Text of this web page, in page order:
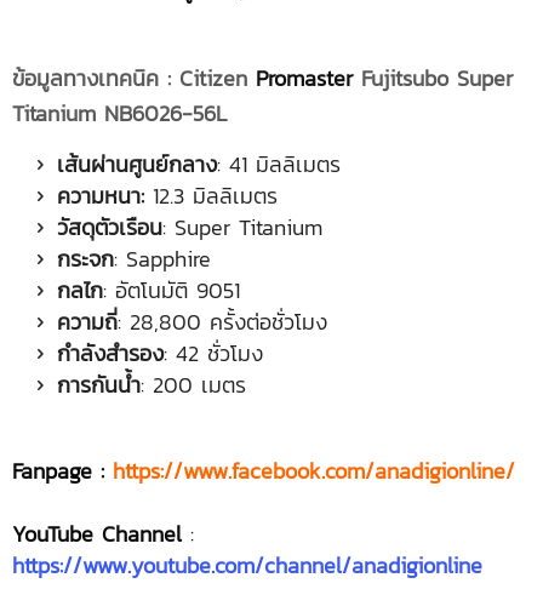
ข้อมูลทางเทคนิค : Citizen PromasterFujitsubo Super
Titanium NB6026-56L
เส้นผ่านศูนย์กลาง: 41 มิลลิเมตร
ความหนา: 12.3 มิลลิเมตร
วัสดุตัวเรือน: Super Titanium
กระจก: Sapphire
กลไก: อัตโนมัติ 9051
ความถี่: 28,800 ครั้งต่อชั่วโมง
กำลังสำรอง: 42 ชั่วโมง
การกันน้ำ: 200 เมตร
Fanpage : https://www.facebook.com/anadigionline/
YouTube Channel :
https://www.youtube.com/channel/anadigionline